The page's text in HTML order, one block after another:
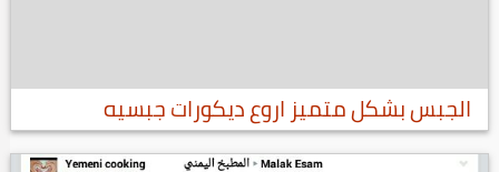
الجبس بشكل متميز اروع ديكورات جبسيه